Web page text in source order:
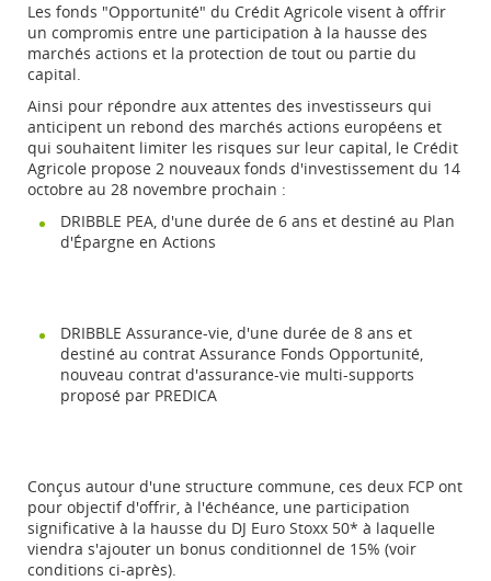
Les fonds "Opportunité" du Crédit Agricole visent à offrir
un compromis entre une participation à la hausse des
marchés actions et la protection de tout ou partie du
capital.
Ainsi pour répondre aux attentes des investisseurs qui
anticipent un rebond des marchés actions européens et
qui souhaitent limiter les risques sur leur capital, le Crédit
Agricole propose 2 nouveaux fonds d'investissement du 14
octobre au 28 novembre prochain :
DRIBBLE PEA, d'une durée de 6 ans et destiné au Plan
d'Épargne en Actions
DRIBBLE Assurance-vie, d'une durée de 8 ans et
destiné au contrat Assurance Fonds Opportunité,
nouveau contrat d'assurance-vie multi-supports
proposé par PREDICA
Conçus autour d'une structure commune, ces deux FCP ont
pour objectif d'offrir, à l'échéance, une participation
significative à la hausse du DJ Euro Stoxx 50* à laquelle
viendra s'ajouter un bonus conditionnel de 15% (voir
conditions ci-après).